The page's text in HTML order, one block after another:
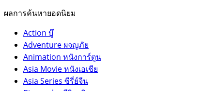
ผลการค้นหายอดนิยม
Action บู๊
Adventure ผจญภัย
Animation หนังการ์ตูน
Asia Movie หนังเอเชีย
Asia Series ซีรี่ย์จีน